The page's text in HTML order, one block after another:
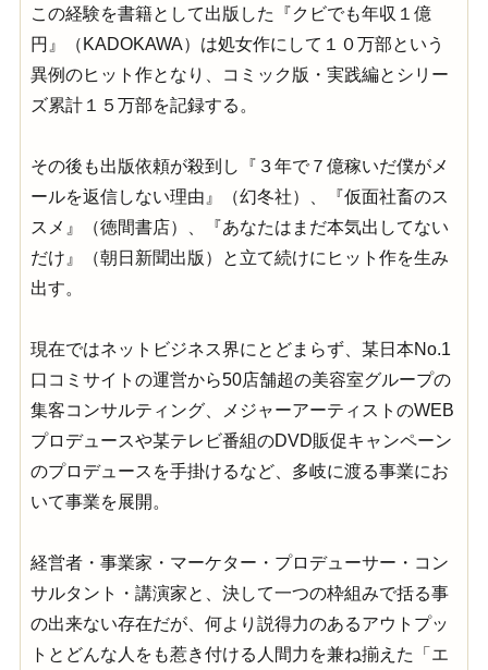
この経験を書籍として出版した『クビでも年収１億
円』（KADOKAWA）は処女作にして１０万部という
異例のヒット作となり、コミック版・実践編とシリー
ズ累計１５万部を記録する。
その後も出版依頼が殺到し『３年で７億稼いだ僕がメ
ールを返信しない理由』（幻冬社）、『仮面社畜のス
スメ』（徳間書店）、『あなたはまだ本気出してない
だけ』（朝日新聞出版）と立て続けにヒット作を生み
出す。
現在ではネットビジネス界にとどまらず、某日本No.1
口コミサイトの運営から50店舗超の美容室グループの
集客コンサルティング、メジャーアーティストのWEB
プロデュースや某テレビ番組のDVD販促キャンペーン
のプロデュースを手掛けるなど、多岐に渡る事業にお
いて事業を展開。
経営者・事業家・マーケター・プロデューサー・コン
サルタント・講演家と、決して一つの枠組みで括る事
の出来ない存在だが、何より説得力のあるアウトプッ
トとどんな人をも惹き付ける人間力を兼ね揃えた「エ